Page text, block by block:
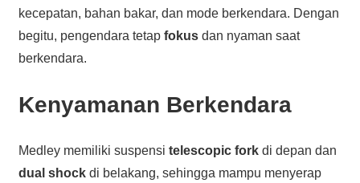
kecepatan, bahan bakar, dan mode berkendara. Dengan
begitu, pengendara tetap fokusdan nyaman saat
berkendara.
Kenyamanan Berkendara
Medley memiliki suspensi telescopic forkdi depan dan
dual shockdi belakang, sehingga mampu menyerap